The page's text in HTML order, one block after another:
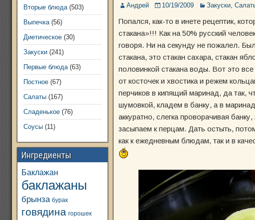
Андрей 10/19/2009 Закуски,
Попался, как-то в инете рецептик,
стакана»!!! Как на 50% русский
говоря. Ни на секунду не пожалел.
стакана, это стакан сахара, стакан
половинкой стакана воды. Вот это
от косточек и хвостика и режем
перчиков в кипящий маринад, да так,
шумовкой, кладем в банку, а в
аккуратно, слегка проворачивая
засыпаем к перцам. Дать остыть,
как к ежедневным блюдам, так и в
Вторые блюда(503)
Выпечка(56)
Диетическое (30)
Закуски (241)
Первые блюда(63)
Постное (67)
Салаты (167)
Сладенькое (76)
Соусы (11)
Ингредиенты
Баклажан
баклажаны
брынза бурак
говядина горошек